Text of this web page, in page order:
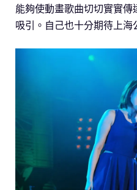
能夠使動畫歌曲切切實實
吸引。自己也十分期待上海